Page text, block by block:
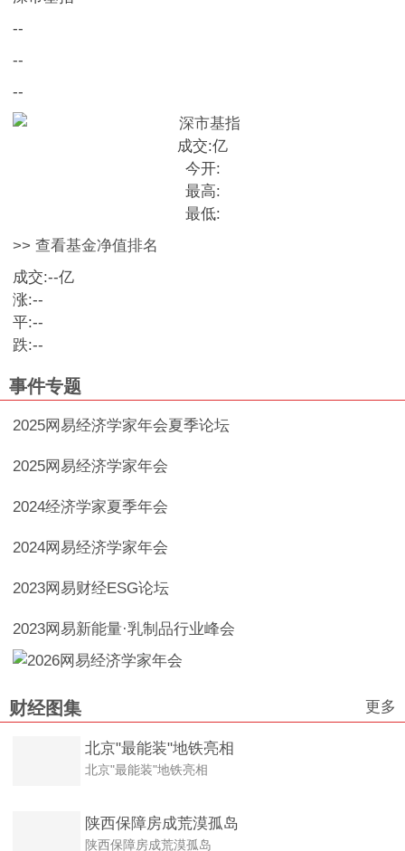
--
--
--
成交:亿
今开:
最高:
最低:
>> 查看基金净值排名
成交:--亿
涨:--
平:--
跌:--
事件专题
2025网易经济学家年会夏季论坛
2025网易经济学家年会
2024经济学家夏季年会
2024网易经济学家年会
2023网易财经ESG论坛
2023网易新能量·乳制品行业峰会
财经图集 更多
北京"最能装"地铁亮相
北京"最能装"地铁亮相
陕西保障房成荒漠孤岛
陕西保障房成荒漠孤岛